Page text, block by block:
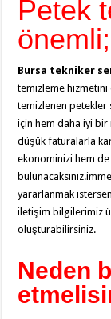
Petek
önemli;
Bursa tekniker
temizleme
temizlenen petekler
için hem daha iyi bir
düşük faturalarla
ekonominizi hem de
yararlanmak
iletişim bilgilerimiz
oluşturabilirsiniz.
Neden